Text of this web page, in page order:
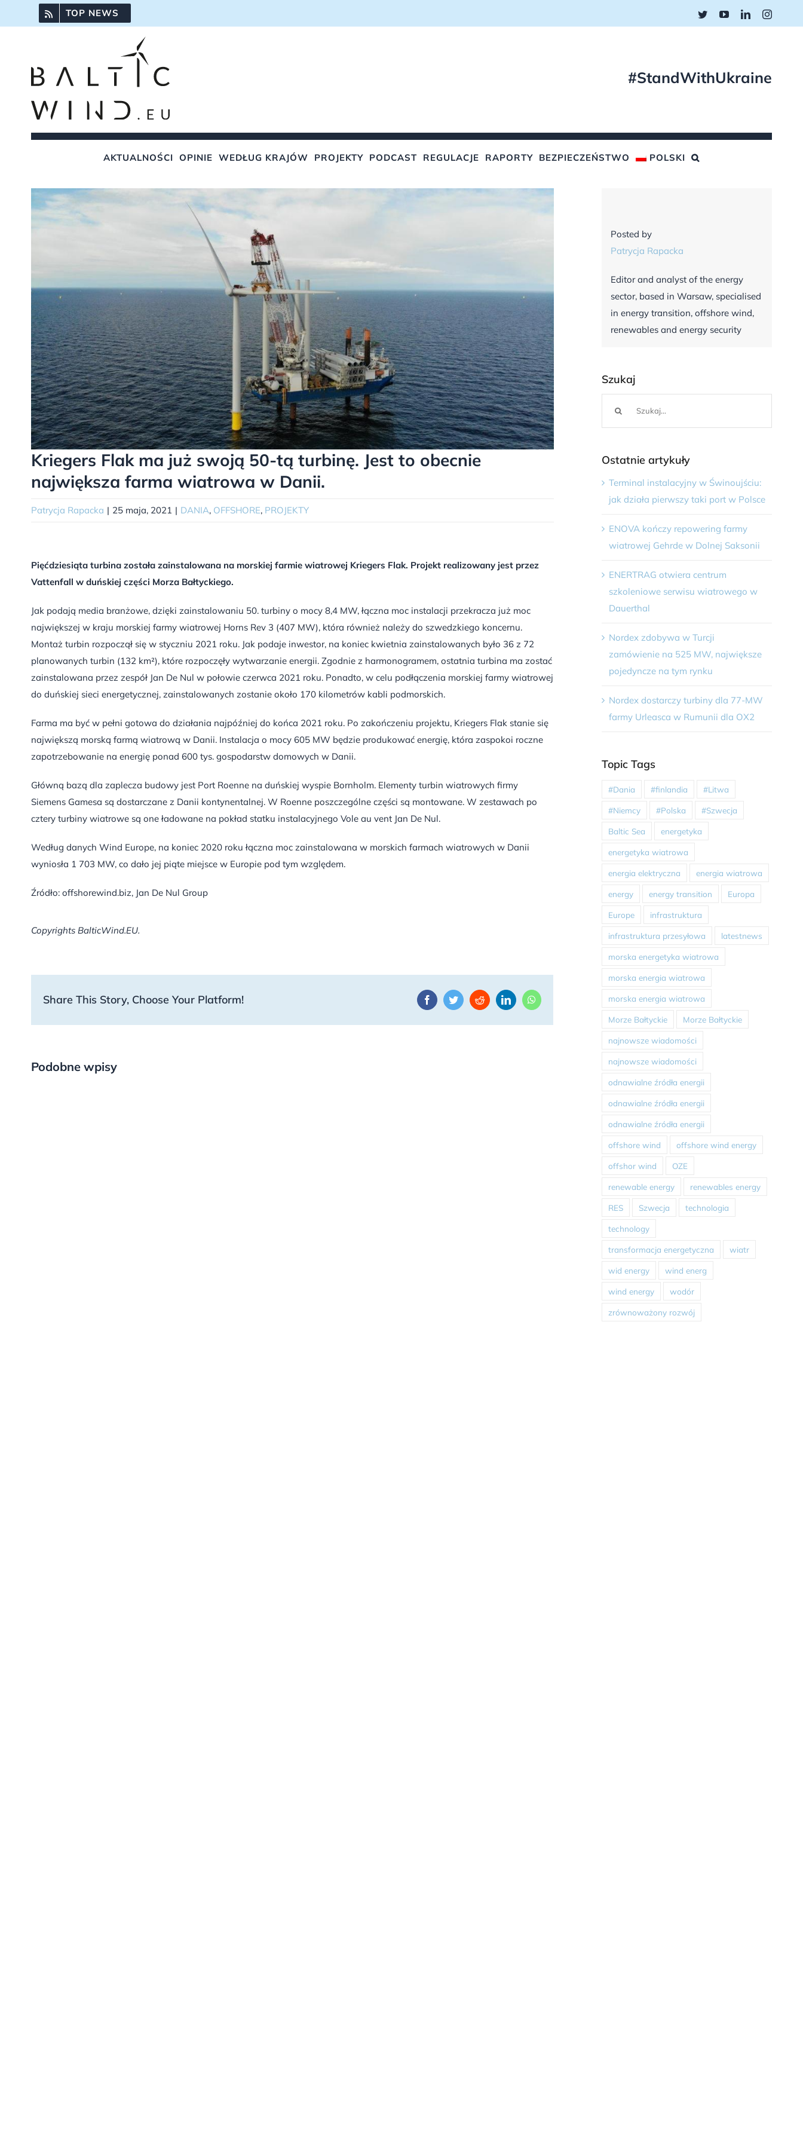
do
TOP NEWS TwitterYouTubeLinkedIn
#StandWithUkraine
AKTUALNOŚCI OPINIE WEDŁUG KRAJÓW PROJEKTY PODCAST REGULACJE RAPORTY BEZPIECZEŃSTWO POLSKI
Pokaż
większy
Kriegers Flak ma już swoją 50-tą turbinę. Jest to obecnie
największa farma wiatrowa w Danii.
Patrycja Rapacka | 25 maja, 2021 | DANIA, OFFSHORE, PROJEKTY
Pięćdziesiąta turbina została zainstalowana na morskiej farmie wiatrowej Kriegers Flak. Projekt realizowany jest przez
Vattenfall w duńskiej części Morza Bałtyckiego.
Jak podają media branżowe, dzięki zainstalowaniu 50. turbiny o mocy 8,4 MW, łączna moc instalacji przekracza już moc
największej w kraju morskiej farmy wiatrowej Horns Rev 3 (407 MW), która również należy do szwedzkiego koncernu.
Montaż turbin rozpoczął się w styczniu 2021 roku. Jak podaje inwestor, na koniec kwietnia zainstalowanych było 36 z 72
planowanych turbin (132 km²), które rozpoczęły wytwarzanie energii. Zgodnie z harmonogramem, ostatnia turbina ma zostać
zainstalowana przez zespół Jan De Nul w połowie czerwca 2021 roku. Ponadto, w celu podłączenia morskiej farmy wiatrowej
do duńskiej sieci energetycznej, zainstalowanych zostanie około 170 kilometrów kabli podmorskich.
Farma ma być w pełni gotowa do działania najpóźniej do końca 2021 roku. Po zakończeniu projektu, Kriegers Flak stanie się
największą morską farmą wiatrową w Danii. Instalacja o mocy 605 MW będzie produkować energię, która zaspokoi roczne
zapotrzebowanie na energię ponad 600 tys. gospodarstw domowych w Danii.
Główną bazą dla zaplecza budowy jest Port Roenne na duńskiej wyspie Bornholm. Elementy turbin wiatrowych firmy
Siemens Gamesa są dostarczane z Danii kontynentalnej. W Roenne poszczególne części są montowane. W zestawach po
cztery turbiny wiatrowe są one ładowane na pokład statku instalacyjnego Vole au vent Jan De Nul.
Według danych Wind Europe, na koniec 2020 roku łączna moc zainstalowana w morskich farmach wiatrowych w Danii
wyniosła 1 703 MW, co dało jej piąte miejsce w Europie pod tym względem.
Źródło: offshorewind.biz, Jan De Nul Group
Copyrights BalticWind.EU.
Share This Story, Choose Your Platform! FacebookTwitterRedditLinkedInWhatsApp
Podobne wpisy
Posted by
Patrycja Rapacka
Editor and analyst of the energy
sector, based in Warsaw, specialised
in energy transition, offshore wind,
renewables and energy security
Szukaj
Ostatnie artykuły
Terminal instalacyjny w Świnoujściu:
jak działa pierwszy taki port w Polsce
ENOVA kończy repowering farmy
wiatrowej Gehrde w Dolnej Saksonii
ENERTRAG otwiera centrum
szkoleniowe serwisu wiatrowego w
Dauerthal
Nordex zdobywa w Turcji
zamówienie na 525 MW, największe
pojedyncze na tym rynku
Nordex dostarczy turbiny dla 77-MW
farmy Urleasca w Rumunii dla OX2
Topic Tags
#Dania #finlandia #Litwa
#Niemcy #Polska #Szwecja
Baltic Sea energetyka
energetyka wiatrowa
energia elektryczna energia wiatrowa
energy energy transition Europa
Europe infrastruktura
infrastruktura przesyłowa latestnews
morska energetyka wiatrowa
morska energia wiatrowa
morska energia wiatrowa
Morze Bałtyckie Morze Bałtyckie
najnowsze wiadomości
najnowsze wiadomości
odnawialne źródła energii
odnawialne źródła energii
odnawialne źródła energii
offshore wind offshore wind energy
offshor wind OZE
renewable energy renewables energy
RES Szwecja technologia
technology
transformacja energetyczna wiatr
wid energy wind energ
wind energy wodór
zrównoważony rozwój